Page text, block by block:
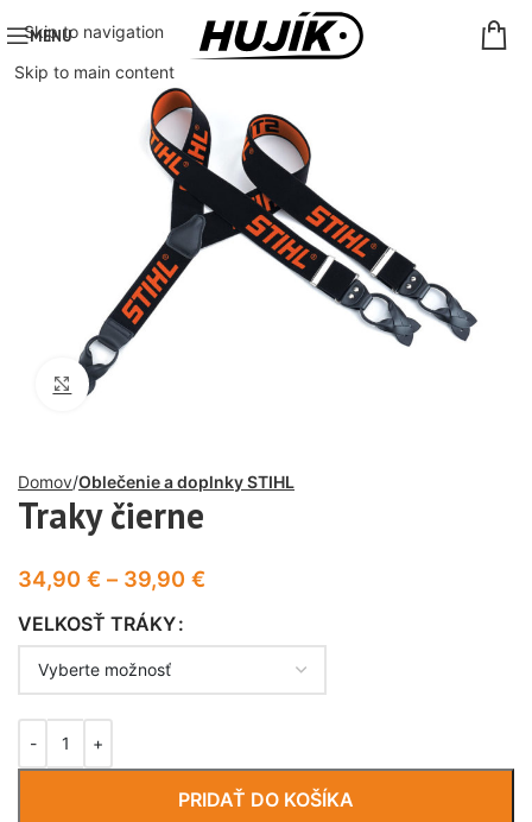
Skip to navigation
Skip to main content
MENU
Click to enlarge
Domov Oblečenie a doplnky STIHL
Traky čierne
34,90 € – 39,90 €
VELKOSŤ TRÁKY
PRIDAŤ DO KOŠÍKA